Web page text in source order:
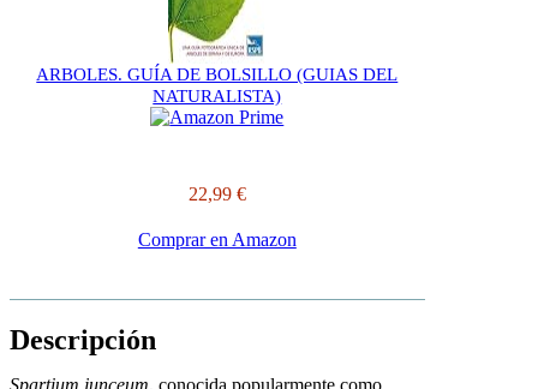
ARBOLES. GUÍA DE BOLSILLO (GUIAS DEL
NATURALISTA)
22,99 €
Comprar en Amazon
Descripción